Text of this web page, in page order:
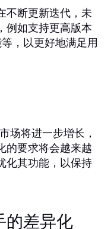
不断更新迭代，未
例如支持更高版本
，以更好地满足用
场将进一步增长，
的要求将会越来越
化其功能，以保持
的差异化